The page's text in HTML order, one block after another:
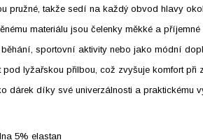
pružné, takže sedí na každý obvod hlavy
materiálu jsou čelenky měkké a
sportovní aktivity nebo jako módní
pod lyžařskou přilbou, což zvyšuje komfort při
dárek díky své univerzálnosti a praktickému
5% elastan